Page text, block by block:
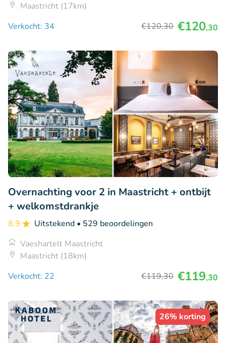
Maastricht (17km)
Verkocht: 34
€120,30 €120,30
Overnachting voor 2 in Maastricht + ontbijt
+ welkomstdrankje
8.9 Uitstekend • 529 beoordelingen
Vaeshartelt Maastricht
Maastricht (18km)
Verkocht: 22
€119,30 €119,30
26% korting